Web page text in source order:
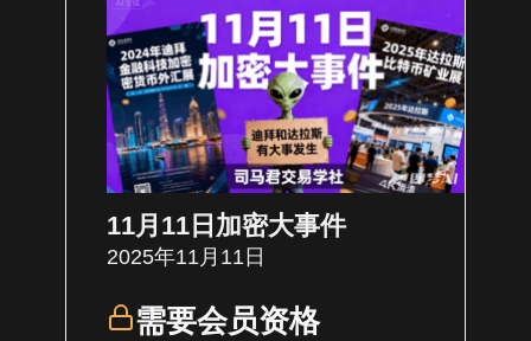
11月11日加密大事件
2025年11月11日
需要会员资格